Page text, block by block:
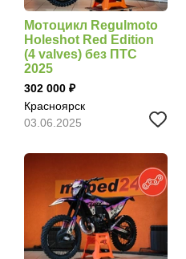
Мотоцикл Regulmoto
Holeshot Red Edition
(4 valves) без ПТС
2025
302 000
Красноярск
03.06.2025